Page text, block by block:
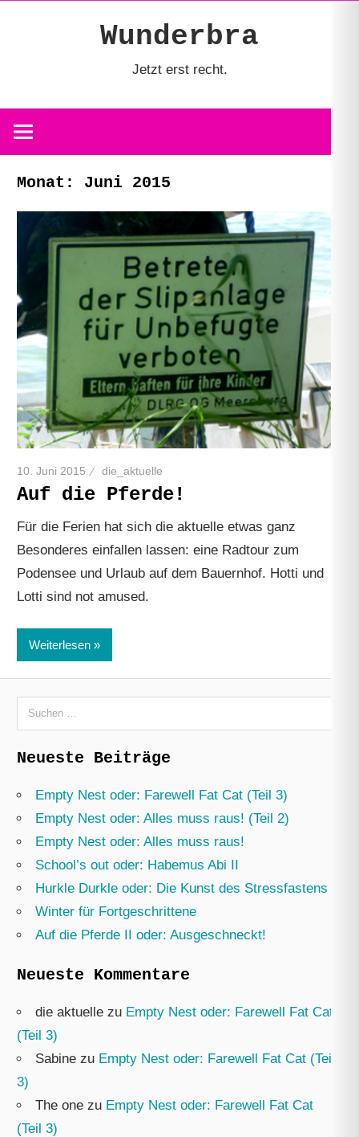
Wunderbra
Jetzt erst recht.
Monat: Juni 2015
10. Juni 2015 die_aktuelle
Auf die Pferde!
Für die Ferien hat sich die aktuelle etwas ganz
Besonderes einfallen lassen: eine Radtour zum
Podensee und Urlaub auf dem Bauernhof. Hotti und
Lotti sind not amused.
Weiterlesen
Suchen
nach:
Neueste Beiträge
Empty Nest oder: Farewell Fat Cat (Teil 3)
Empty Nest oder: Alles muss raus! (Teil 2)
Empty Nest oder: Alles muss raus!
School’s out oder: Habemus Abi II
Hurkle Durkle oder: Die Kunst des Stressfastens
Winter für Fortgeschrittene
Auf die Pferde II oder: Ausgeschneckt!
Neueste Kommentare
die aktuelle zu Empty Nest oder: Farewell Fat Cat
(Teil 3)
Sabine zu Empty Nest oder: Farewell Fat Cat (Teil
3)
The one zu Empty Nest oder: Farewell Fat Cat
(Teil 3)